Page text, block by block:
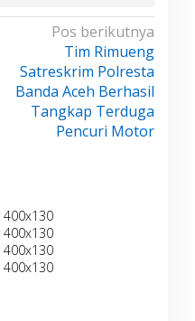
Pos berikutnya
Tim Rimueng
Satreskrim Polresta
Banda Aceh Berhasil
Tangkap Terduga
Pencuri Motor